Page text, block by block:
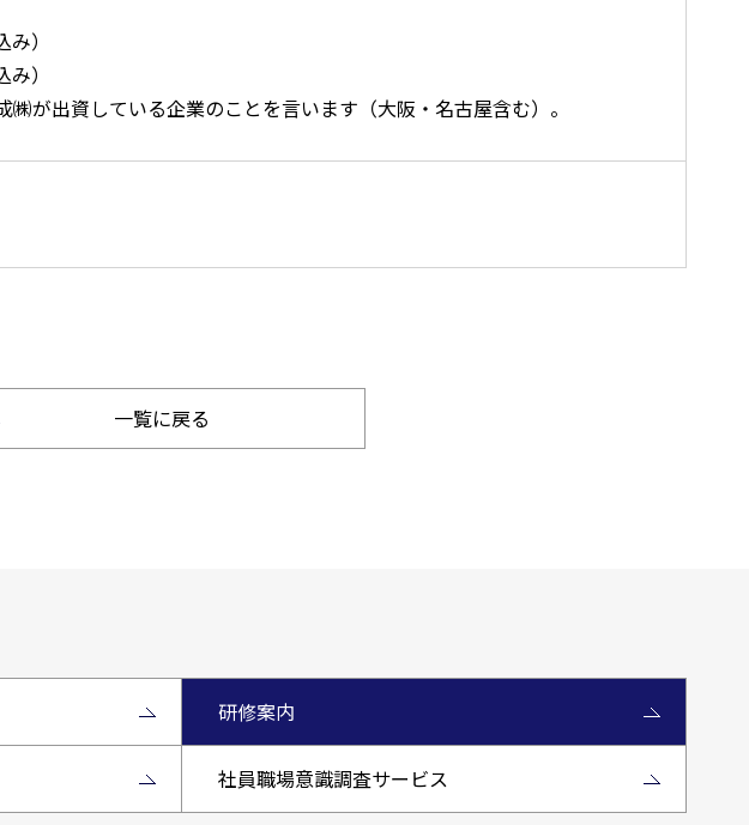
）
）
が出資している企業のことを言います（大阪・名古屋含む）。
一覧に戻る
研修案内
社員職場意識調査サービス